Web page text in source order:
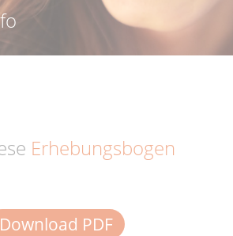
Erhebungsbogen
Download PDF